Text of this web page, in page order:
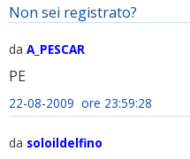
Non sei registrato?
da A_PESCAR
PE
22-08-2009 ore 23:59:28
da soloildelfino